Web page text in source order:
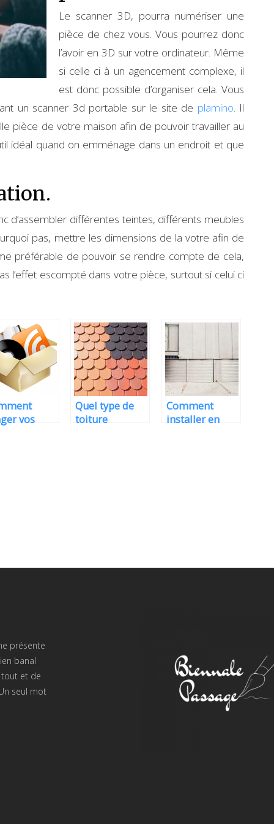
Le scanner 3D, pourra numériser une
pièce de chez vous. Vous pourrez donc
l’avoir en 3D sur votre ordinateur. Même
si celle ci à un agencement complexe, il
est donc possible d’organiser cela. Vous
un scanner 3d portable sur le site de plamino. Il
pièce de votre maison afin de pouvoir travailler au
idéal quand on emménage dans un endroit et que
d’assembler différentes teintes, différents meubles
pas, mettre les dimensions de la votre afin de
préférable de pouvoir se rendre compte de cela,
l’effet escompté dans votre pièce, surtout si celui ci
vos
Quel type de
toiture
Comment
installer en
présente
banal
tout et de
seul mot